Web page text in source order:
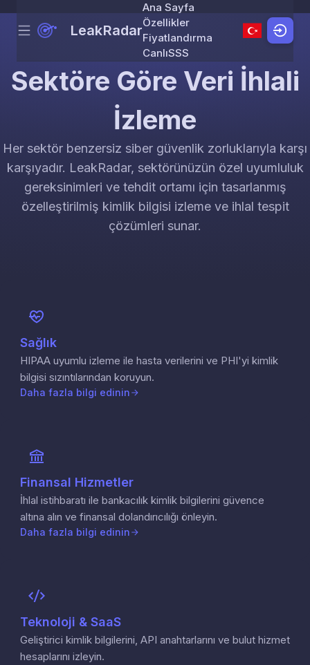
Skip to content
Menu LeakRadar
Ana Sayfa
Özellikler
Fiyatlandırma
CanlıSSS
Sektöre Göre Veri İhlali
İzleme
Her sektör benzersiz siber güvenlik zorluklarıyla karşı
karşıyadır. LeakRadar, sektörünüzün özel uyumluluk
gereksinimleri ve tehdit ortamı için tasarlanmış
özelleştirilmiş kimlik bilgisi izleme ve ihlal tespit
çözümleri sunar.
Sağlık
HIPAA uyumlu izleme ile hasta verilerini ve PHI'yi kimlik
bilgisi sızıntılarından koruyun.
Daha fazla bilgi edinin
Finansal Hizmetler
İhlal istihbaratı ile bankacılık kimlik bilgilerini güvence
altına alın ve finansal dolandırıcılığı önleyin.
Daha fazla bilgi edinin
Teknoloji & SaaS
Geliştirici kimlik bilgilerini, API anahtarlarını ve bulut hizmet
hesaplarını izleyin.